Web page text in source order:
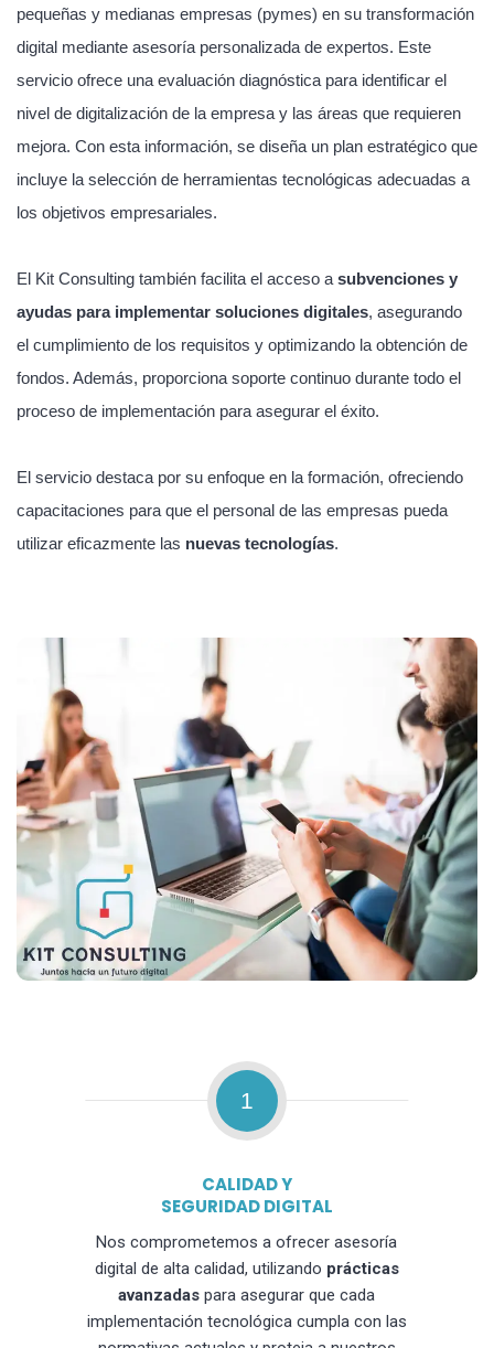
pequeñas y medianas empresas (pymes) en su transformación
digital mediante asesoría personalizada de expertos. Este
servicio ofrece una evaluación diagnóstica para identificar el
nivel de digitalización de la empresa y las áreas que requieren
mejora. Con esta información, se diseña un plan estratégico que
incluye la selección de herramientas tecnológicas adecuadas a
los objetivos empresariales.
El Kit Consulting también facilita el acceso a subvenciones y
ayudas para implementar soluciones digitales, asegurando
el cumplimiento de los requisitos y optimizando la obtención de
fondos. Además, proporciona soporte continuo durante todo el
proceso de implementación para asegurar el éxito.
El servicio destaca por su enfoque en la formación, ofreciendo
capacitaciones para que el personal de las empresas pueda
utilizar eficazmente las nuevas tecnologías.
1
CALIDAD Y
SEGURIDAD DIGITAL
Nos comprometemos a ofrecer asesoría
digital de alta calidad, utilizando prácticas
avanzadas para asegurar que cada
implementación tecnológica cumpla con las